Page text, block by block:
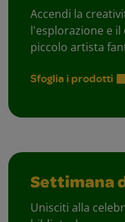
Accendi la
l'esplorazione e
piccolo artista
Sfoglia i prodotti
Settimana
Unisciti alla